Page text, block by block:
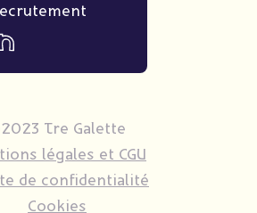
Tre Galette
légales et CGU
de confidentialité
Cookies